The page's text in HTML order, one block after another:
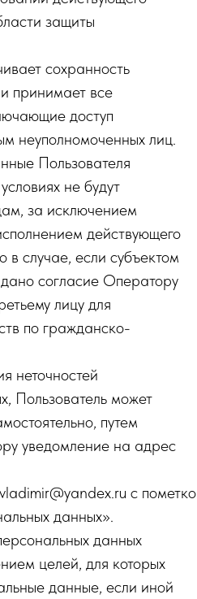
защиты
сохранность
принимает все
доступ
неуполномоченных лиц.
Пользователя
не будут
за исключением
действующего
в случае, если субъектом
согласие Оператору
лицу для
по гражданско-
неточностей
Пользователь может
путем
уведомление на адрес
с
данных».
данных
целей, для которых
данные, если иной